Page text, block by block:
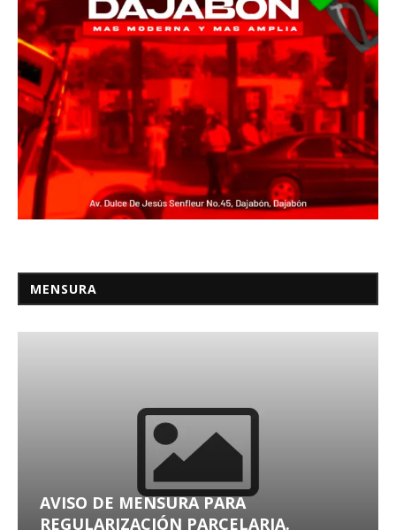
MENSURA
AVISO DE MENSURA PARA
REGULARIZACIÓN PARCELARIA.